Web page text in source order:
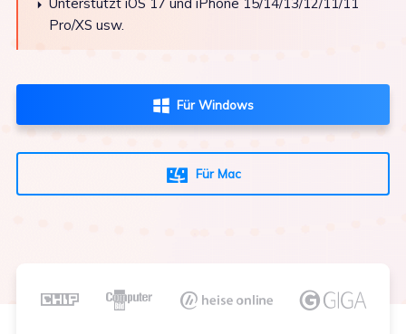
Unterstützt iOS 17 und iPhone 15/14/13/12/11/11
Pro/XS usw.
 Für Windows
 Für Mac
   